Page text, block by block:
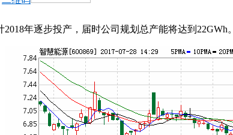
年逐步投产，届时公司规划总产能将达到22GWh。